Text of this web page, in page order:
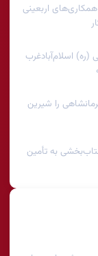
اربعینی
(ره) اسلام‌آبادغرب
کرمانشاهی را شیرین
به تأمین